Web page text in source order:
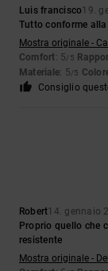
Luis francisco19.
Tutto conforme
Mostra originale -
Comfort: 5/5
Materiale: 5/5
Consiglio
Robert14. gennaio
Proprio quello che
resistente
Mostra originale -